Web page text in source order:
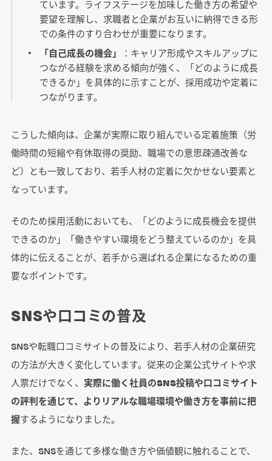
ています。ライフステージを加味した働き方の希望や
要望を理解し、求職者と企業がお互いに納得できる形
での条件のすり合わせが重要になります。
「自己成長の機会」
：キャリア形成やスキルアップに
つながる経験を求める傾向が強く、「どのように成長
できるか」を具体的に示すことが、採用成功や定着に
つながります。
こうした傾向は、企業が実際に取り組んでいる定着施策（労
働時間の短縮や有休取得の奨励、職場での意思疎通改善な
ど）とも一致しており、若手人材の定着に欠かせない要素と
なっています。
そのため採用活動においても、「どのように成長機会を提供
できるのか」「働きやすい環境をどう整えているのか」を具
体的に伝えることが、若手から選ばれる企業になるための重
要なポイントです。
SNSや口コミの普及
SNSや転職口コミサイトの普及により、若手人材の企業研究
の方法が大きく変化しています。従来の企業公式サイトや求
人票だけでなく、 実際に働く社員のSNS投稿や口コミサイト
の評判を通じて、よりリアルな職場環境や働き方を事前に把
握するようになりました。
また、SNSを通じて多様な働き方や価値観に触れることで、